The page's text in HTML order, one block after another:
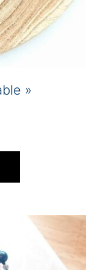
»
Ce
a
variations.
options